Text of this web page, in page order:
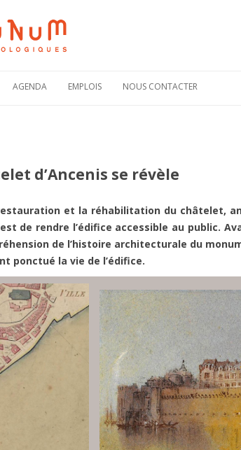
AGENDA EMPLOIS
Demande de
stage
NOUS CONTACTER
Nos contacts en
Suisse
d’Ancenis se révèle
et la réhabilitation du châtelet,
de rendre l’édifice accessible au public.
de l’histoire architecturale du
ponctué la vie de l’édifice.